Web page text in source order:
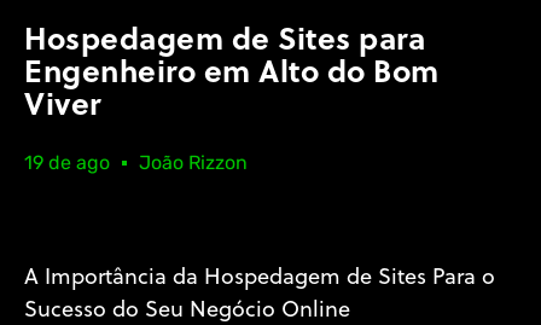
Hospedagem de Sites para
Engenheiro em Alto do Bom
Viver
19 de ago João Rizzon
A Importância da Hospedagem de Sites Para o
Sucesso do Seu Negócio Online